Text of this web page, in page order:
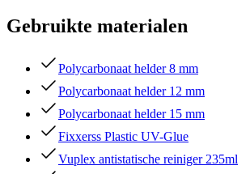
Gebruikte materialen
Polycarbonaat helder 8 mm
Polycarbonaat helder 12 mm
Polycarbonaat helder 15 mm
Fixxerss Plastic UV-Glue
Vuplex antistatische reiniger 235ml